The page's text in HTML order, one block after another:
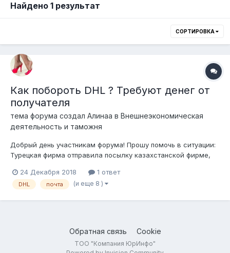
Найдено 1 результат
СОРТИРОВКА
Как побороть DHL ? Требуют денег от
получателя
тема форума создал Алинаа в Внешнеэкономическая
деятельность и таможня
Добрый день участникам форума! Прошу помочь в ситуации:
Турецкая фирма отправила посылку казахстанской фирме,
сообщает получателю, что посылка поступила и ее надо
растамаживать, понятно, что пошлины нет, но предлагают
24 Декабря 2018 1 ответ
DHL почта (и еще 8 )
Обратная связь Cookie
ТОО "Компания ЮрИнфо"